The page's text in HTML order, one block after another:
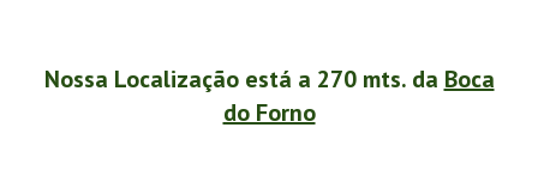
Nossa Localização está a 270 mts. da Boca
do Forno